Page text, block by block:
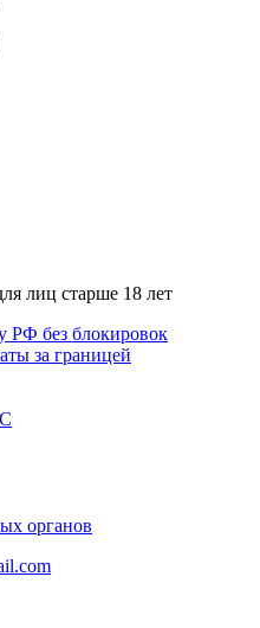
лиц старше 18 лет
РФ без блокировок
за границей
органов